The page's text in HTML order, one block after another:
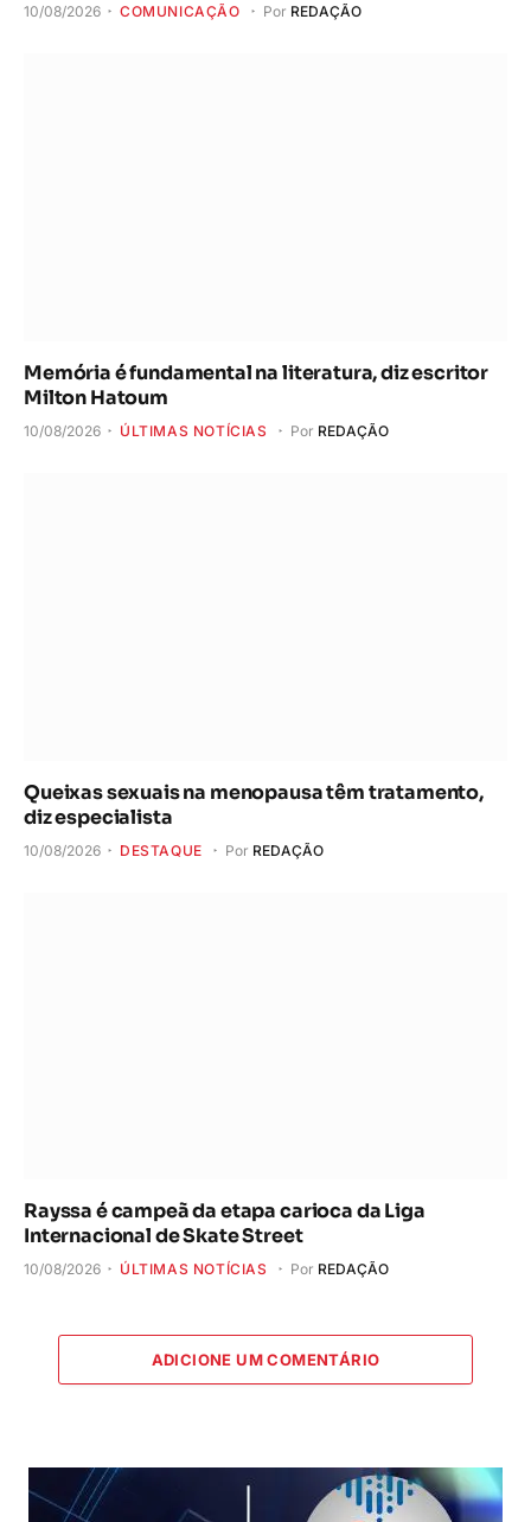
10/08/2026 COMUNICAÇÃO Por REDAÇÃO
Memória é fundamental na literatura, diz escritor
Milton Hatoum
10/08/2026 ÚLTIMAS NOTÍCIAS Por REDAÇÃO
Queixas sexuais na menopausa têm tratamento,
diz especialista
10/08/2026 DESTAQUE Por REDAÇÃO
Rayssa é campeã da etapa carioca da Liga
Internacional de Skate Street
10/08/2026 ÚLTIMAS NOTÍCIAS Por REDAÇÃO
ADICIONE UM COMENTÁRIO